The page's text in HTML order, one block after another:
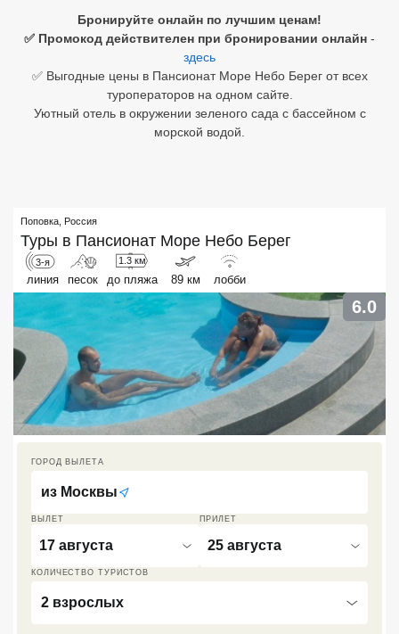
Бронируйте онлайн по лучшим ценам!
✅ Промокод действителен при бронировании онлайн -
здесь
✅ Выгодные цены в Пансионат Море Небо Берег от всех
туроператоров на одном сайте.
Уютный отель в окружении зеленого сада с бассейном с
морской водой.
Поповка Россия
Туры в Пансионат Море Небо Берег
3-я
линия песок
1.3 км
до пляжа 89 км лобби
6.0
ВЫЛЕТ
17 августа
ПРИЛЕТ
25 августа
КОЛИЧЕСТВО ТУРИСТОВ
2 взрослых
ГОРОД ВЫЛЕТА
из Москвы
Египет
Куба
Северный Гоа
Южный Гоа
Занзибар
Абхазия
Большой Сочи
Кав Мин Воды
Экскурсионные туры
VIP отели 5 звезд